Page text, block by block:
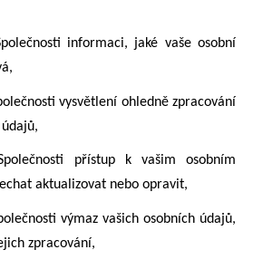
informaci, jaké vaše osobní
vysvětlení ohledně zpracování
přístup k vašim osobním
aktualizovat nebo opravit,
výmaz vašich osobních údajů,
zpracování,